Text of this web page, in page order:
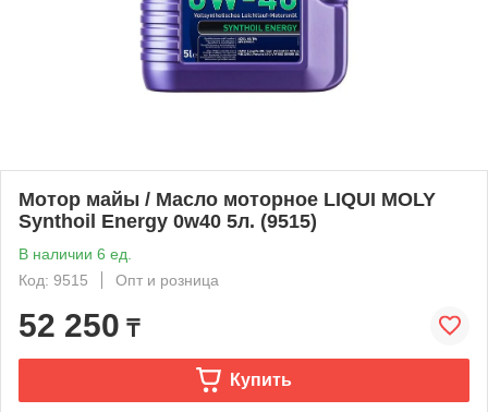
Мотор майы / Масло моторное LIQUI MOLY
Synthoil Energy 0w40 5л. (9515)
В наличии 6 ед.
Код: 9515
Опт и розница
52 250 ₸
Купить